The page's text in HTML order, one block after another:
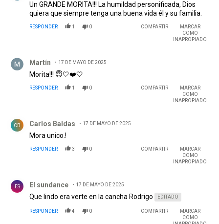
Un GRANDE MORITA!!! La humildad personificada, Dios
quiera que siempre tenga una buena vida él y su familia.
RESPONDER 1 0 COMPARTIR
MARCAR
COMO
INAPROPIADO
Martín 17 DE MAYO DE 2025
Morita!!! 😇🤍❤️🤍
RESPONDER 1 0 COMPARTIR
MARCAR
COMO
INAPROPIADO
CB Carlos Baldas 17 DE MAYO DE 2025
Mora unico.!
RESPONDER 3 0 COMPARTIR
MARCAR
COMO
INAPROPIADO
ES El sundance 17 DE MAYO DE 2025
Que lindo era verte en la cancha Rodrigo EDITADO
RESPONDER 4 0 COMPARTIR
MARCAR
COMO